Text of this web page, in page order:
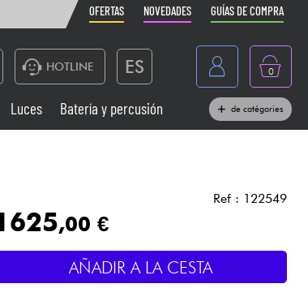
OFERTAS NOVEDADES GUÍAS DE COMPRA
HOTLINE ES
France
Belgique
Nederland
0
Sistemas de Sonido
Vientos
Luces Batería y percusión de catégories
Ref : 122549
,00 €
AÑADIR A LA CESTA